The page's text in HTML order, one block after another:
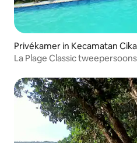
Privékamer in Kecamatan
La Plage Classic